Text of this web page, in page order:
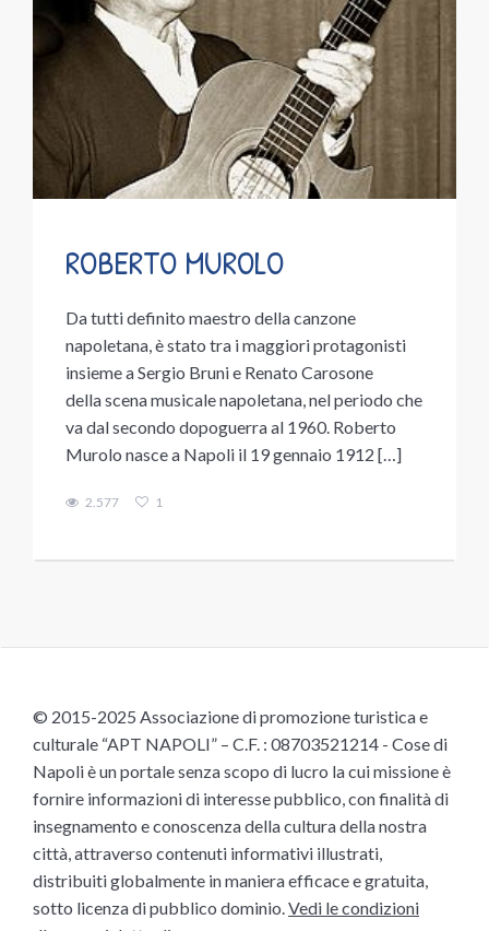
ROBERTO MUROLO
Da tutti definito maestro della canzone
napoletana, è stato tra i maggiori protagonisti
insieme a Sergio Bruni e Renato Carosone
della scena musicale napoletana, nel periodo che
va dal secondo dopoguerra al 1960. Roberto
Murolo nasce a Napoli il 19 gennaio 1912 […]
2.577 1
© 2015-2025 Associazione di promozione turistica e
culturale “APT NAPOLI” – C.F. : 08703521214 - Cose di
Napoli è un portale senza scopo di lucro la cui missione è
fornire informazioni di interesse pubblico, con finalità di
insegnamento e conoscenza della cultura della nostra
città, attraverso contenuti informativi illustrati,
distribuiti globalmente in maniera efficace e gratuita,
sotto licenza di pubblico dominio.Vedi le condizioni